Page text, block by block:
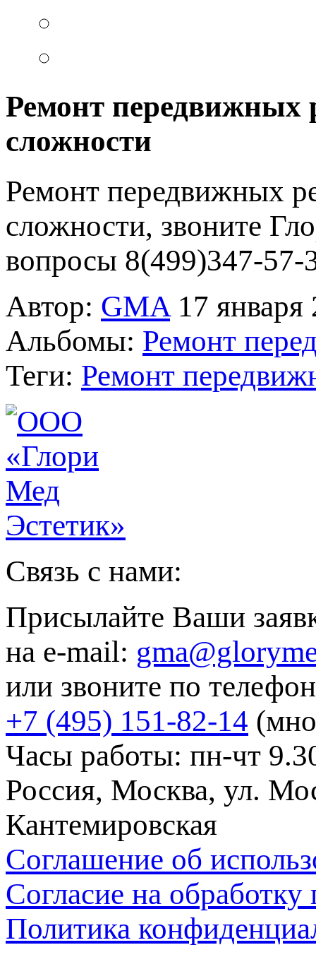
Ремонт передвижных
сложности
Ремонт передвижных
сложности, звоните
вопросы 8(499)347-57-
Автор: GMA17 января
Альбомы: Ремонт
Теги: Ремонт
Связь с нами:
Присылайте Ваши
на e-mail:
или звоните по
+7 (495) 151-82-14
Часы работы: пн-чт
Россия, Москва, ул.
Кантемировская
Соглашение об
Согласие на
Политика